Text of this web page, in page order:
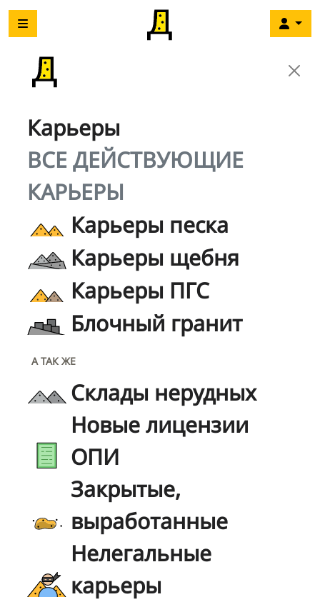
Карьеры
ВСЕ ДЕЙСТВУЮЩИЕ
КАРЬЕРЫ
Карьеры песка
Карьеры щебня
Карьеры ПГС
Блочный гранит
А ТАК ЖЕ
Склады нерудных
Новые лицензии
ОПИ
Закрытые,
выработанные
Нелегальные
карьеры